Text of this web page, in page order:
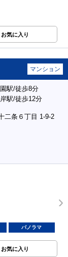
お気に入り
マンション
駅/徒歩8分
駅/徒歩12分
二条６丁目 1-9-2
パノラマ
お気に入り